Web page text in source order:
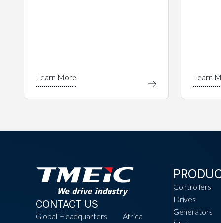
CONTACT US
Global Headquarters Africa
Controllers
Drives
Generators